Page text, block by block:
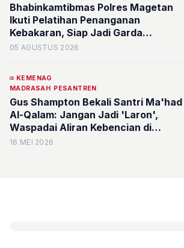
Bhabinkamtibmas Polres Magetan
Ikuti Pelatihan Penanganan
Kebakaran, Siap Jadi Garda
Terdepan di Desa
05 AGUSTUS 2026
KEMENAG
MADRASAH PESANTREN
Gus Shampton Bekali Santri Ma'had
Al-Qalam: Jangan Jadi 'Laron',
Waspadai Aliran Kebencian di
Kampus
16 MEI 2026